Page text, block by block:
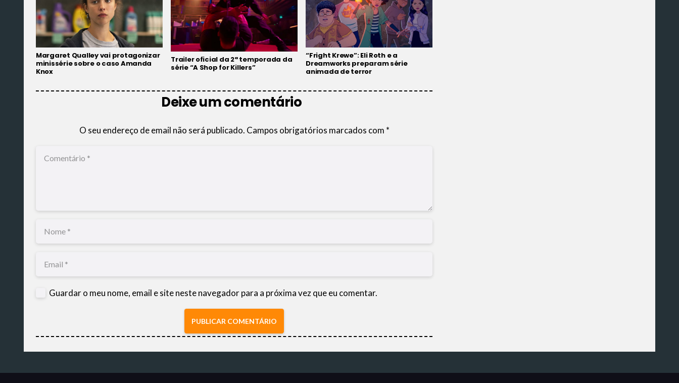
Margaret Qualley vai protagonizar
minissérie sobre o caso Amanda
Knox
Trailer oficial da 2ª temporada da
série “A Shop for Killers”
“Fright Krewe”: Eli Roth e a
Dreamworks preparam série
animada de terror
Deixe um comentário
O seu endereço de email não será publicado. Campos obrigatórios marcados com *
Guardar o meu nome, email e site neste navegador para a próxima vez que eu comentar.
PUBLICAR COMENTÁRIO